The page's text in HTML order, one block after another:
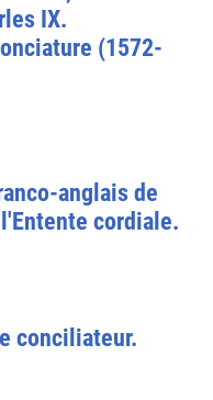
IX.
(1572-
anglais de
cordiale.
conciliateur.